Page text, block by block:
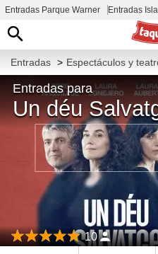
Entradas Parque Warner Entradas
Entradas > Espectáculos y
Entradas para
Un déu
10